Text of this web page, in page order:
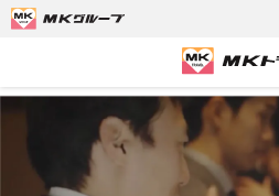
国内ツアー 【